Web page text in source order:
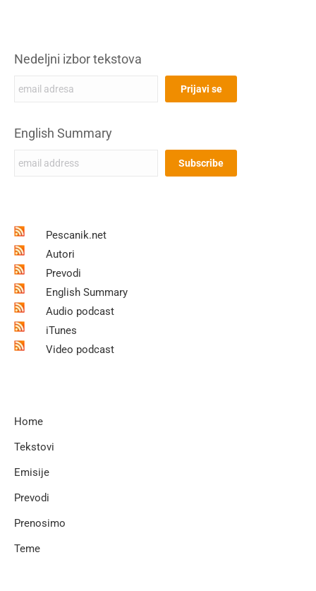
Nedeljni izbor tekstova
English Summary
Pescanik.net
Autori
Prevodi
English Summary
Audio podcast
iTunes
Video podcast
Home
Tekstovi
Emisije
Prevodi
Prenosimo
Teme